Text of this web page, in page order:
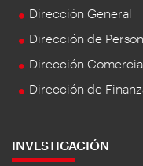
Dirección General
Dirección de
Dirección
Dirección de
INVESTIGACIÓN